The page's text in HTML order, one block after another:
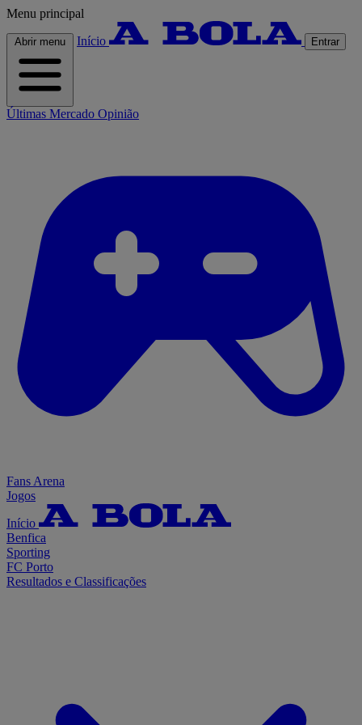
Menu principal
Abrir menu Início Entrar
Últimas Mercado Opinião
Fans Arena
Jogos
Início
Benfica
Sporting
FC Porto
Resultados e Classificações